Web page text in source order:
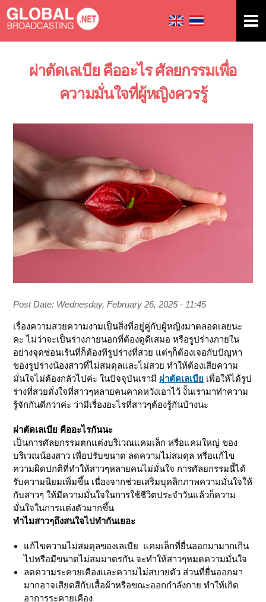
main
You are here
ผ่าตัดเลเบีย คืออะไร ศัลยกรรมเพื่อ
ความมั่นใจที่ผู้หญิงควรรู้
Post Date: Wednesday, February 26, 2025 - 11:45
เรื่องความสวยความงามเป็นสิ่งที่อยู่คู่กับผู้หญิงมาตลอดเลยนะ
คะ ไม่ว่าจะเป็นร่างภายนอกที่ต้องดูดีเสมอ หรือรูปร่างภายใน
อย่างจุดซ่อนเร้นที่ก็ต้องทีรูปร่างที่สวย แต่ๆก็ต้องเจอกับปัญหา
ของรูปร่างน้องสาวที่ไม่สมดุลและไม่สวย ทำให้ต้องเสียความ
มั่นใจไม่ต้องกลัวไปค่ะ ในปัจจุบันเรามี ผ่าตัดเลเบีย เพื่อให้ได้รูป
ร่างที่สวยดั่งใจที่สาวๆหลายคนคาดหวังเอาไว้ งั้นเรามาทำความ
รู้จักกันดีกว่าค่ะ ว่ามีเรื่องอะไรที่สาวๆต้องรู้กันบ้างนะ
ผ่าตัดเลเบีย คืออะไรกันนะ
เป็นการศัลยกรรมตกแต่งบริเวณแคมเล็ก หรือแคมใหญ่ ของ
บริเวณน้องสาว เพื่อปรับขนาด ลดความไม่สมดุล หรือแก้ไข
ความผิดปกติที่ทำให้สาวๆหลายคนไม่มั่นใจ การศัลยกรรมนี้ได้
รับความนิยมเพิ่มขึ้น เนื่องจากช่วยเสริมบุคลิกภาพความมั่นใจให้
กับสาวๆ ให้มีความมั่นใจในการใช้ชีวิตประจำวันแล้วก็ความ
มั่นใจในการแต่งตัวมากขึ้น
ทำไมสาวๆถึงสนใจไปทำกันเยอะ
แก้ไขความไม่สมดุลของเลเบีย แคมเล็กที่ยื่นออกมามากเกิน
ไปหรือมีขนาดไม่สมมาตรกัน จะทำให้สาวๆหมดความมั่นใจ
ลดความระคายเคืองและความไม่สบายตัว ส่วนที่ยื่นออกมา
มากอาจเสียดสีกับเสื้อผ้าหรือขณะออกกำลังกาย ทำให้เกิด
อาการระคายเคือง